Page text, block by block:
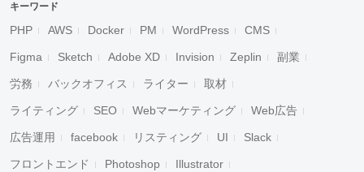
キーワード
PHP AWS Docker PM WordPress CMS
Figma Sketch Adobe XD Invision Zeplin 副業
労務 バックオフィス ライター 取材
ライティング SEO Webマーケティング Web広告
広告運用 facebook リスティング UI Slack
フロントエンド Photoshop Illustrator